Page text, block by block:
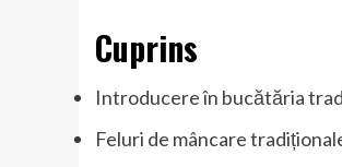
Cuprins
Introducere în bucătăria
Feluri de mâncare